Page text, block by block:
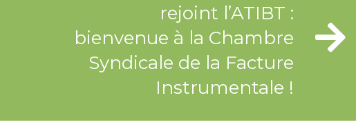
rejoint l’ATIBT :
bienvenue à la Chambre
Syndicale de la Facture
Instrumentale !